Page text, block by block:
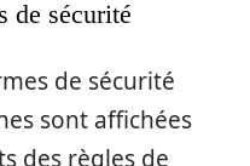
de sécurité
de sécurité
sont affichées
des règles de